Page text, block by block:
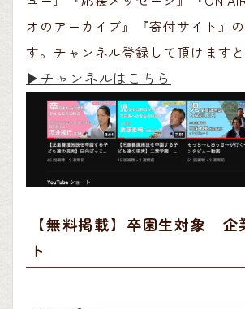
オのアーカイブ』『寄付サイト』
す。チャンネル登録して頂けますと
▶︎チャンネルはこちら
【無料掲載】卒園生対象 企
ト